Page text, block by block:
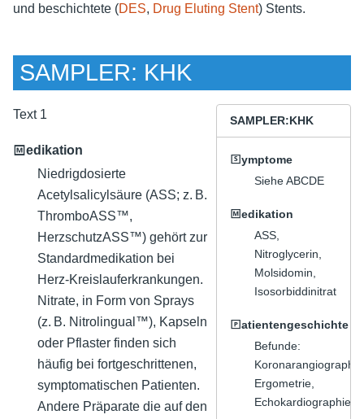
und beschichtete (DES, Drug Eluting Stent) Stents.
SAMPLER: KHK
SAMPLER:KHK
🅂ymptome
Siehe ABCDE
🄼edikation
ASS,
Nitroglycerin,
Molsidomin,
Isosorbiddinitrat
🄿atientengeschichte
Befunde:
Ergometrie,
Echokardiographie
Text 1
🄼edikation
Niedrigdosierte
Acetylsalicylsäure (ASS; z. B.
ThromboASS™,
HerzschutzASS™) gehört zur
Standardmedikation bei
Herz-Kreislauferkrankungen.
Nitrate, in Form von Sprays
(z. B. Nitrolingual™), Kapseln
oder Pflaster finden sich
häufig bei fortgeschrittenen,
symptomatischen Patienten.
Andere Präparate die auf den